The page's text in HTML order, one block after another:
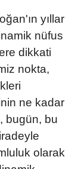
yıllar
nüfus
dikkati
nokta,
ne kadar
bugün, bu
olarak